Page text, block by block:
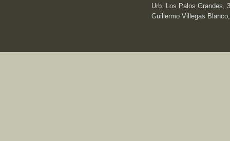
Urb. Los Palos Grandes,
Guillermo Villegas